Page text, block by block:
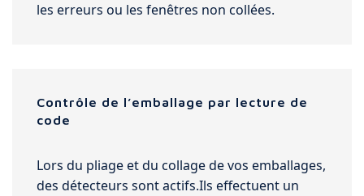
les erreurs ou les fenêtres non collées.
Contrôle de l’emballage par lecture de
code
Lors du pliage et du collage de vos emballages,
des détecteurs sont actifs.Ils effectuent un